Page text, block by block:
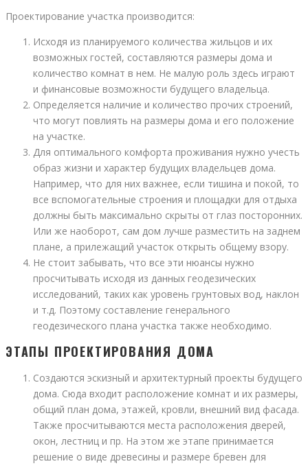
Проектирование участка производится:
Исходя из планируемого количества жильцов и их
возможных гостей, составляются размеры дома и
количество комнат в нем. Не малую роль здесь играют
и финансовые возможности будущего владельца.
Определяется наличие и количество прочих строений,
что могут повлиять на размеры дома и его положение
на участке.
Для оптимального комфорта проживания нужно учесть
образ жизни и характер будущих владельцев дома.
Например, что для них важнее, если тишина и покой, то
все вспомогательные строения и площадки для отдыха
должны быть максимально скрыты от глаз посторонних.
Или же наоборот, сам дом лучше разместить на заднем
плане, а прилежащий участок открыть общему взору.
Не стоит забывать, что все эти нюансы нужно
просчитывать исходя из данных геодезических
исследований, таких как уровень грунтовых вод, наклон
и т.д. Поэтому составление генерального
геодезического плана участка также необходимо.
ЭТАПЫ ПРОЕКТИРОВАНИЯ ДОМА
Создаются эскизный и архитектурный проекты будущего
дома. Сюда входит расположение комнат и их размеры,
общий план дома, этажей, кровли, внешний вид фасада.
Также просчитываются места расположения дверей,
окон, лестниц и пр. На этом же этапе принимается
решение о виде древесины и размере бревен для